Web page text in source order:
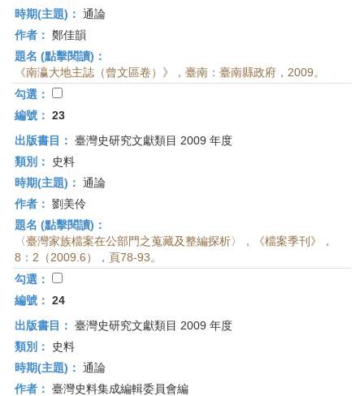
時期(主題)： 通論
作者： 鄭佳韻
題名 (點擊閱讀)：
《南瀛大地主誌（曾文區卷）》，臺南：臺南縣政府，2009。
勾選：
編號： 23
出版書目： 臺灣史研究文獻類目 2009 年度
類別：
史料
時期(主題)： 通論
作者： 劉美伶
題名 (點擊閱讀)：
〈臺灣家族檔案在公部門之蒐藏及整編探析〉，《檔案季刊》，
8：2（2009.6），頁78-93。
勾選：
編號： 24
出版書目： 臺灣史研究文獻類目 2009 年度
類別：
史料
時期(主題)： 通論
作者： 臺灣史料集成編輯委員會編